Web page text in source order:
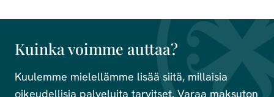
Kuinka voimme auttaa?
Kuulemme mielellämme lisää siitä, millaisia
oikeudellisia palveluita tarvitset. Varaa maksuton